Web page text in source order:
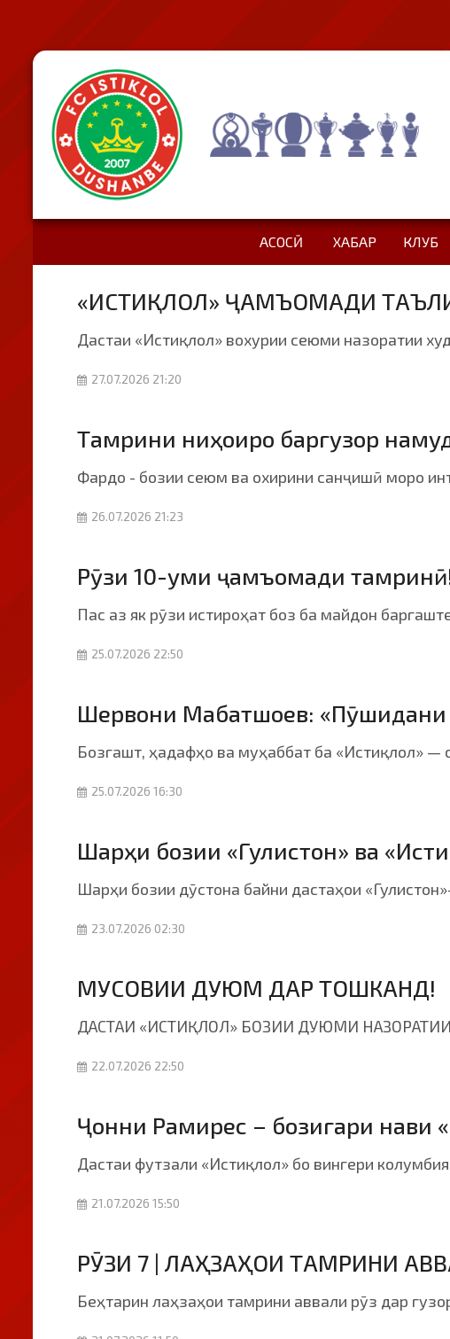
АСОСӢ ХАБАР КЛУБ
«ИСТИҚЛОЛ» ҶАМЪОМАДИ
Дастаи «Истиқлол» вохурии сеюми назоратии
27.07.2026 21:20
Тамрини ниҳоиро баргузор
Фардо - бозии сеюм ва охирини санҷишӣ моро
26.07.2026 21:23
Рӯзи 10-уми ҷамъомади
Пас аз як рӯзи истироҳат боз ба майдон
25.07.2026 22:50
Шервони Мабатшоев: «Пӯшидани
Бозгашт, ҳадафҳо ва муҳаббат ба «Истиқлол»
25.07.2026 16:30
Шарҳи бозии «Гулистон» ва
Шарҳи бозии дӯстона байни дастаҳои
23.07.2026 02:30
МУСОВИИ ДУЮМ ДАР ТОШКАНД!
ДАСТАИ «ИСТИҚЛОЛ» БОЗИИ ДУЮМИ
22.07.2026 22:50
Ҷонни Рамирес – бозигари нави
Дастаи футзали «Истиқлол» бо вингери
21.07.2026 15:50
РӮЗИ 7 | ЛАҲЗАҲОИ ТАМРИНИ
Беҳтарин лаҳзаҳои тамрини аввали рӯз дар